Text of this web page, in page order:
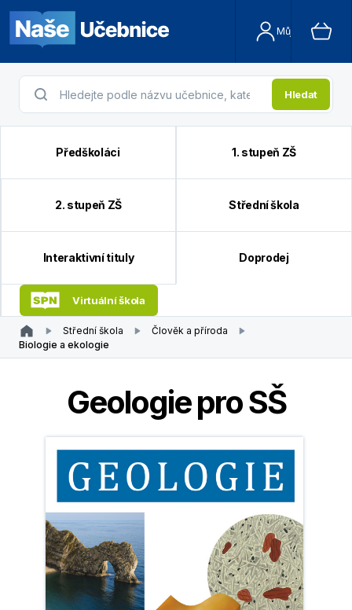
Můj účet
Hledat
Předškoláci 1. stupeň ZŠ
2. stupeň ZŠ Střední škola
Interaktivní tituly Doprodej
Virtuální škola
Střední škola
Člověk a příroda
Biologie a ekologie
Geologie pro SŠ